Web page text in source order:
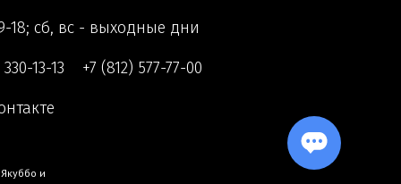
18; сб, вс - выходные дни
13-13 +7 (812) 577-77-00
и